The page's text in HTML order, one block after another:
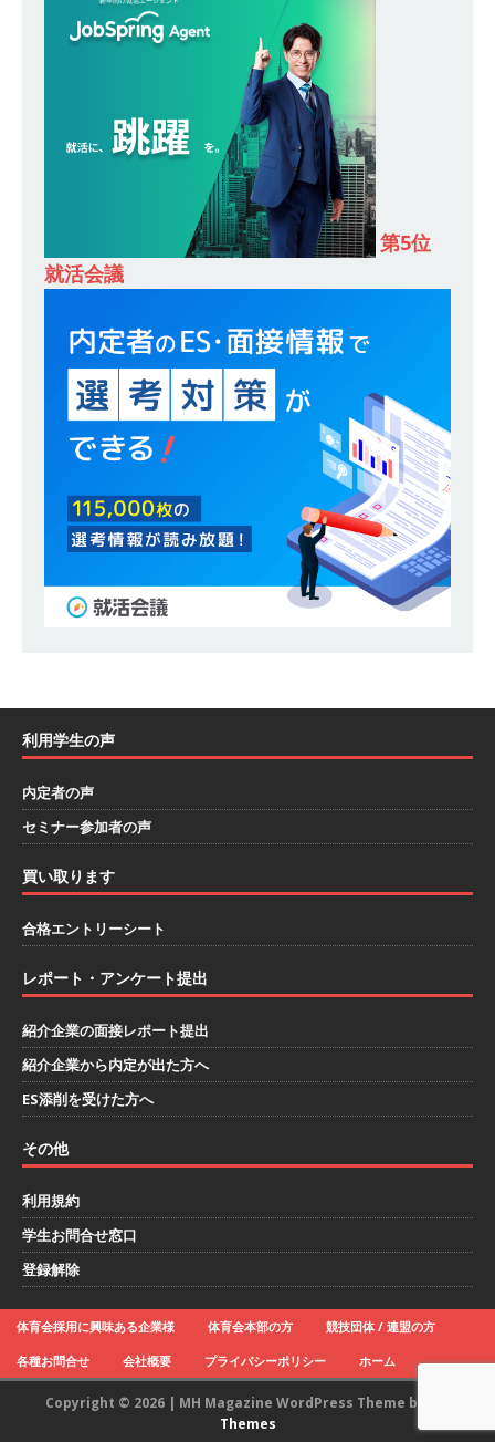
スを提供するベンチャー企業 ｜ 設立から毎年黒
字経営。売上は常に右肩上がり ｜ 未経験から営
業として成長・収入アップが目指せる環境 ｜ オ
イシル
体育会積極採用企業
[ 2026年5月13日 ]
【 28卒 ｜ トップ企業内定の
登竜門!! 満足度98％のインターン 】 東京勤務・
転勤なし ｜ 文系IT未経験でもOK ｜ 新卒の3年以
内昇進率91％ ｜ IT社会の今まさに求められてい
るベンチャー企業 ｜ 新卒2年目で1,000万円越え
目指せる!! ｜ データX
[ 2026年5月13日 ] 【 28卒 ｜ 仕事の全容を知れ
るオープンカンパニー 】 大林グループ ｜ 全国規
模の重要施設の建設に携わるサブコン ｜ 環境保
全や脱炭素社会の実現にも貢献 ｜ 初任給28万
+各手当 ｜ 年間休日125日 ｜ オーク設備工業
体育会積極採用企業
日 ｜ 創立以来74年間黒字経営 ｜ 合田工務店
[ 2026年5月12日 ] 【 28卒 ｜ 愛知勤務・転勤な
ハウで素材から生産まで国内で唯一一貫生産する
財に成長することが可能 ｜ 住宅手当有 ｜ スチー
ルテック
体育会積極採用企業
[ 2026年5月11日 ] ≪ 27卒 ｜ ES・適性検査自動
年 ｜ 日本臓器製薬
体育会積極採用企業
メーカー向けに世界から輸入した生薬・漢方原材
料を提供する老舗メーカー ｜ 業界トップクラス
第5位
就活会議
利用学生の声
内定者の声
セミナー参加者の声
買い取ります
合格エントリーシート
レポート・アンケート提出
紹介企業の面接レポート提出
紹介企業から内定が出た方へ
ES添削を受けた方へ
その他
利用規約
学生お問合せ窓口
登録解除
体育会採用に興味ある企業様 体育会本部の方 競技団体 / 連盟の方
各種お問合せ 会社概要 プライバシーポリシー ホーム
Copyright © 2026 | MH Magazine WordPress Theme by
Themes